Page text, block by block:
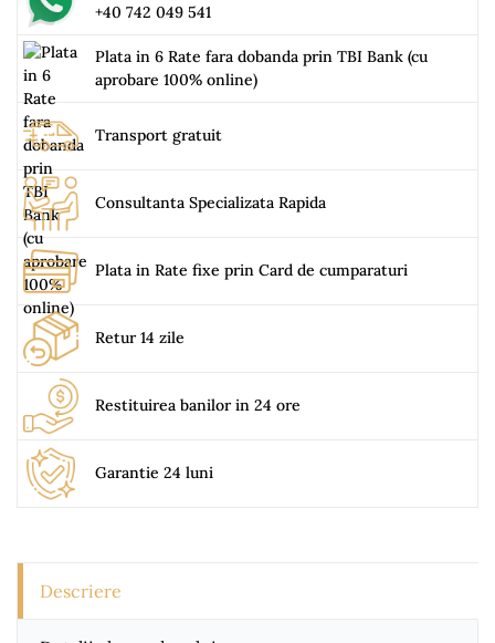
+40 742 049 541
Plata in 6 Rate fara dobanda prin TBI Bank (cu
aprobare 100% online)
Transport gratuit
Consultanta Specializata Rapida
Plata in Rate fixe prin Card de cumparaturi
Retur 14 zile
Restituirea banilor in 24 ore
Garantie 24 luni
Descriere